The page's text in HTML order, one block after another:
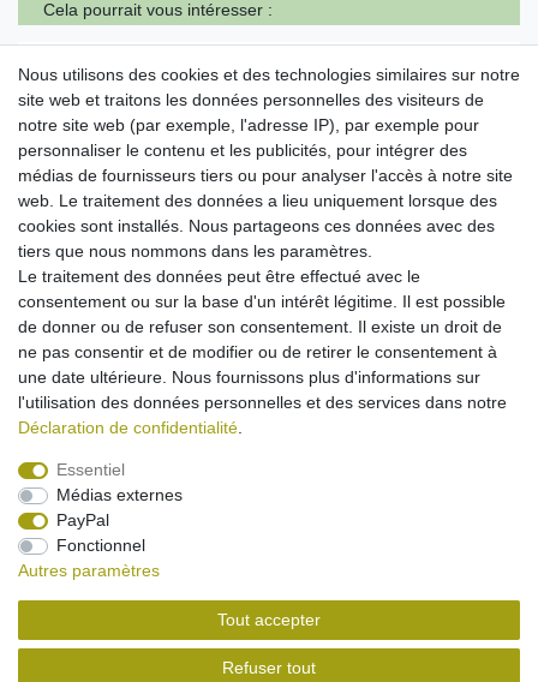
Cela pourrait vous intéresser :
Samsung SGH-A300 A388 A400 A800 C100
C200N C210 D410 D500 D600 D710 E100 E300
E310 E330
11,95 € *
Dans le panier
avec TVA horsFrais de livraison
Chargeur Voiture pour Samsung SGH-A300
A388 A400 A800 C100 C200N C210 D410 D500
Afficher l’article
*avec TVAhorsFrais de livraison
Mentions légales
Conditions générales
Rétracter le contrat ici Contact
Nous utilisons des cookies et des technologies similaires sur notre
site web et traitons les données personnelles des visiteurs de
notre site web (par exemple, l'adresse IP), par exemple pour
personnaliser le contenu et les publicités, pour intégrer des
médias de fournisseurs tiers ou pour analyser l'accès à notre site
web. Le traitement des données a lieu uniquement lorsque des
cookies sont installés. Nous partageons ces données avec des
tiers que nous nommons dans les paramètres.
Le traitement des données peut être effectué avec le
consentement ou sur la base d'un intérêt légitime. Il est possible
de donner ou de refuser son consentement. Il existe un droit de
ne pas consentir et de modifier ou de retirer le consentement à
une date ultérieure. Nous fournissons plus d'informations sur
l'utilisation des données personnelles et des services dans notre
Déclaration de confidentialité
Essentiel
Médias externes
PayPal
Fonctionnel
Autres paramètres
Tout accepter
Refuser tout